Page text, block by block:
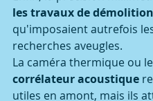
les travaux de démolition
qu'imposaient autrefois
recherches aveugles.
La caméra thermique ou le
corrélateur acoustique
utiles en amont, mais ils